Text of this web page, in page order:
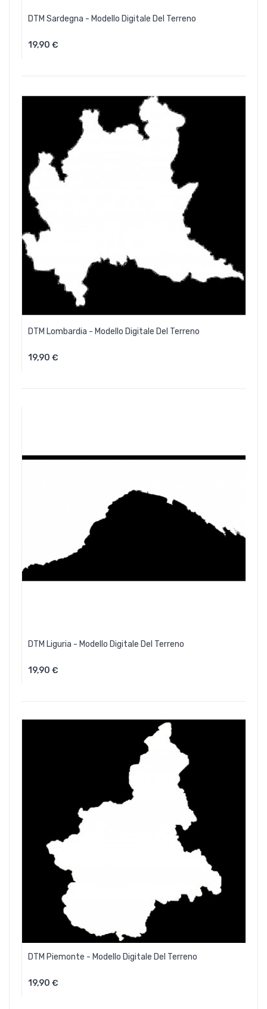
DTM Sardegna - Modello Digitale Del Terreno
19,90 €Aggiungi Al Carrello
DTM Lombardia - Modello Digitale Del Terreno
19,90 €Aggiungi Al Carrello
DTM Liguria - Modello Digitale Del Terreno
19,90 €Aggiungi Al Carrello
DTM Piemonte - Modello Digitale Del Terreno
19,90 €Aggiungi Al Carrello